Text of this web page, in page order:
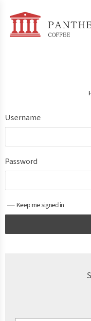
Username
Password
Keep me signed in